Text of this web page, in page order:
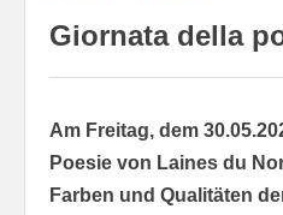
Giornata della
Am Freitag, dem
Poesie von Laines du
Farben und Qualitäten